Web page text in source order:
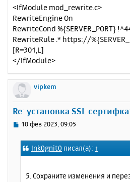
<IfModule mod_rewrite.c>
RewriteEngine On
RewriteCond %{SERVER_PORT}
RewriteRule .* https://
[R=301,L]
</IfModule>
vipkem
Re: установка SSL
С
о
б
10 фев 2023, 09:05
Ink0gnit0 писал(а): ↑
5. Сохраните изменения и